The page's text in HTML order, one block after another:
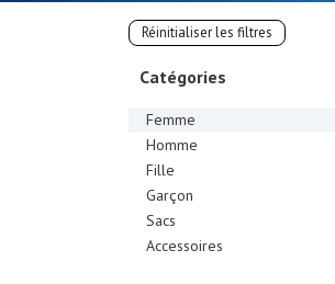
Réinitialiser les filtres
Catégories
Femme
Homme
Fille
Garçon
Sacs
Accessoires